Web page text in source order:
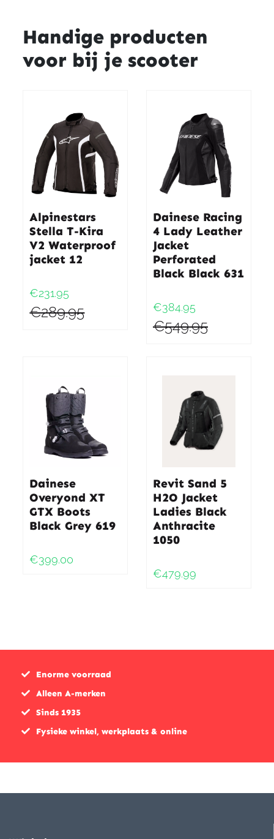
Handige producten
voor bij je scooter
Alpinestars
Stella T-Kira
V2 Waterproof
jacket 12
€231.95
€289.95
Dainese Racing
4 Lady Leather
Jacket
Perforated
Black Black 631
€384.95
€549.95
Dainese
Overyond XT
GTX Boots
Black Grey 619
€399.00
Revit Sand 5
H2O Jacket
Ladies Black
Anthracite
1050
€479.99
Enorme voorraad
Alleen A-merken
Sinds 1935
Fysieke winkel, werkplaats & online